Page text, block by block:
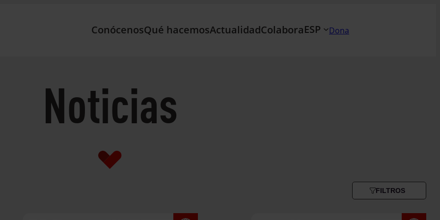
ConócenosQué hacemosActualidadColaboraESP Dona
Noticias
FILTROS